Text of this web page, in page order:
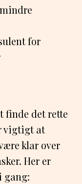
for
finde det rette
vigtigt at
klar over
Her er
gang: